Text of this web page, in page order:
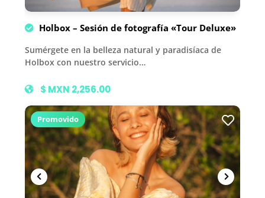
Holbox – Sesión de fotografía «Tour Deluxe»
Sumérgete en la belleza natural y paradisíaca de
Holbox con nuestro servicio…
$ MXN 2,256.00
Promovido